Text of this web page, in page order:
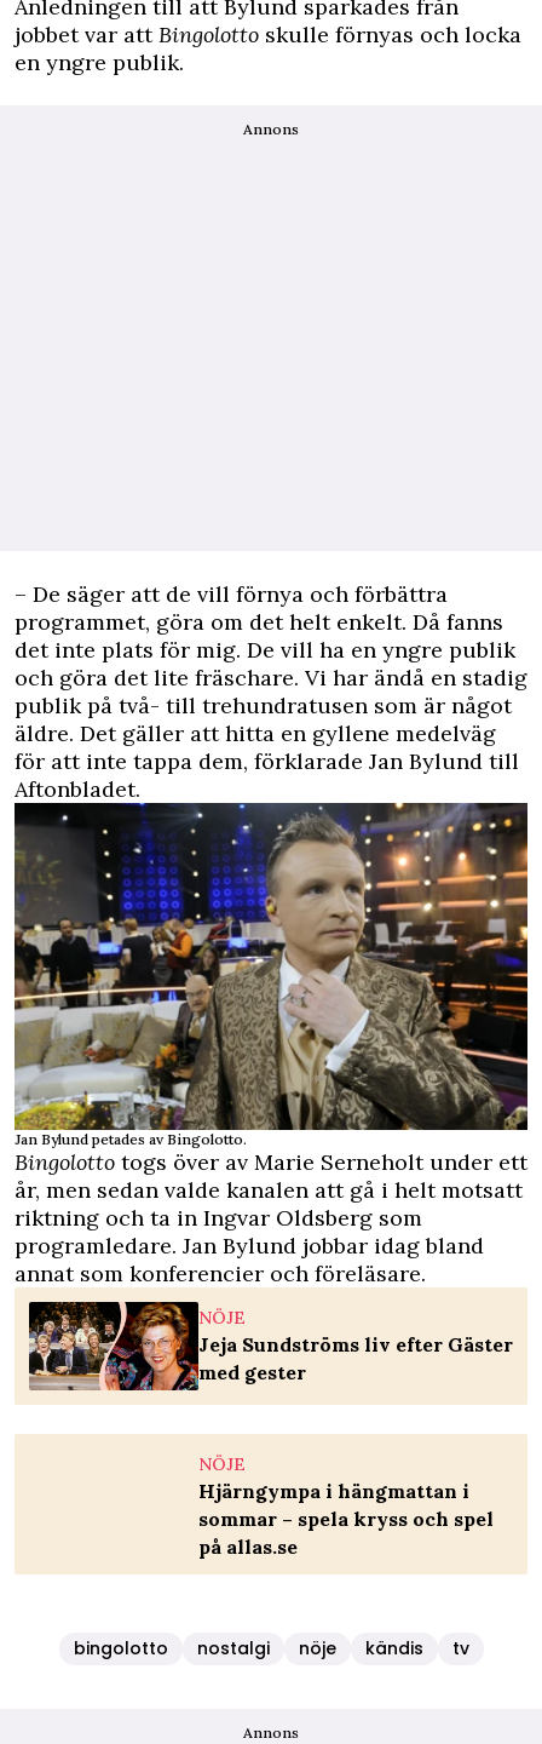
Anledningen till att Bylund sparkades från
jobbet var attBingolotto skulle förnyas och locka
en yngre publik.
Annons
– De säger att de vill förnya och förbättra
programmet, göra om det helt enkelt. Då fanns
det inte plats för mig. De vill ha en yngre publik
och göra det lite fräschare. Vi har ändå en stadig
publik på två- till trehundratusen som är något
äldre. Det gäller att hitta en gyllene medelväg
för att inte tappa dem, förklarade Jan Bylund till
Aftonbladet.
Jan Bylund petades av Bingolotto.
Bingolotto togs över av Marie Serneholt under ett
år, men sedan valde kanalen att gå i helt motsatt
riktning och ta in Ingvar Oldsberg som
programledare. Jan Bylund jobbar idag bland
annat som konferencier och föreläsare.
NÖJE
Jeja Sundströms liv efter Gäster
med gester
NÖJE
Hjärngympa i hängmattan i
sommar – spela kryss och spel
på allas.se
bingolotto nostalgi nöje kändis tv
Annons